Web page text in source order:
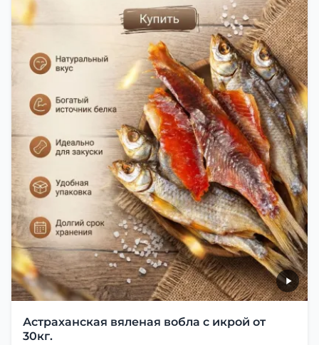
Астраханская вяленая вобла с икрой от
30кг.